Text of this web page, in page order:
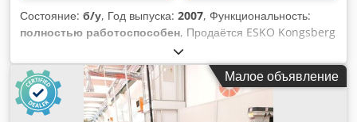
Состояние: б/у, Год выпуска: 2007, Функциональность:
полностью работоспособен, Продаётся ESKO Kongsberg
DCM24, включая защитную клетку. Оборудование идеально
подходит для обработки гофрированного картона. Dsdpfsx
A Tqfjx Adyswa Резак Esko Kongsberg DCM 24 находится в
рабочем состоянии, ежедневно эксплуатируется и может
быть осмотрен. Машина автоматически загружает, режет,
Малое объявление